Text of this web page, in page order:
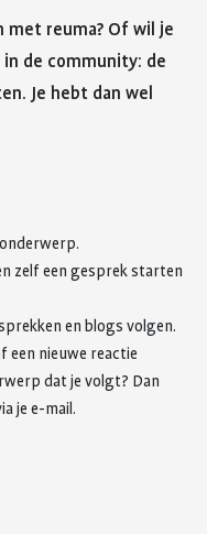
met reuma? Of wil je
de community: de
Je hebt dan wel
zelf een gesprek starten
en blogs volgen.
een nieuwe reactie
dat je volgt? Dan
je e-mail.